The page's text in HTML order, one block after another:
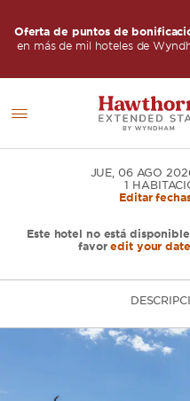
Oferta de puntos de
en más de mil hoteles de
JUE, 06 AGO
1
Editar
Este hotel no está
favoredit your